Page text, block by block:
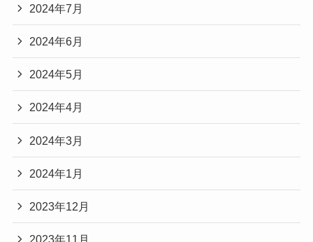
2024年7月
2024年6月
2024年5月
2024年4月
2024年3月
2024年1月
2023年12月
2023年11月